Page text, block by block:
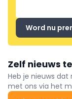
Word nu
Zelf nieuws
Heb je nieuws
met ons via het